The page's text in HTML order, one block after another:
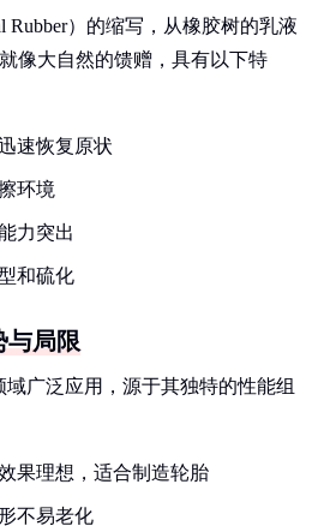
Rubber）的缩写，从橡胶树的乳液
像大自然的馈赠，具有以下特
速恢复原状
环境
力突出
和硫化
与局限
广泛应用，源于其独特的性能组
果理想，适合制造轮胎
不易老化